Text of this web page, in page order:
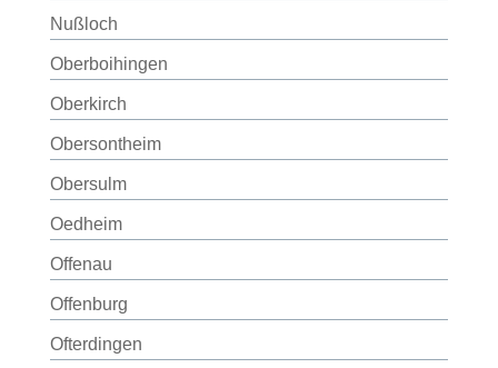
Nußloch
Oberboihingen
Oberkirch
Obersontheim
Obersulm
Oedheim
Offenau
Offenburg
Ofterdingen